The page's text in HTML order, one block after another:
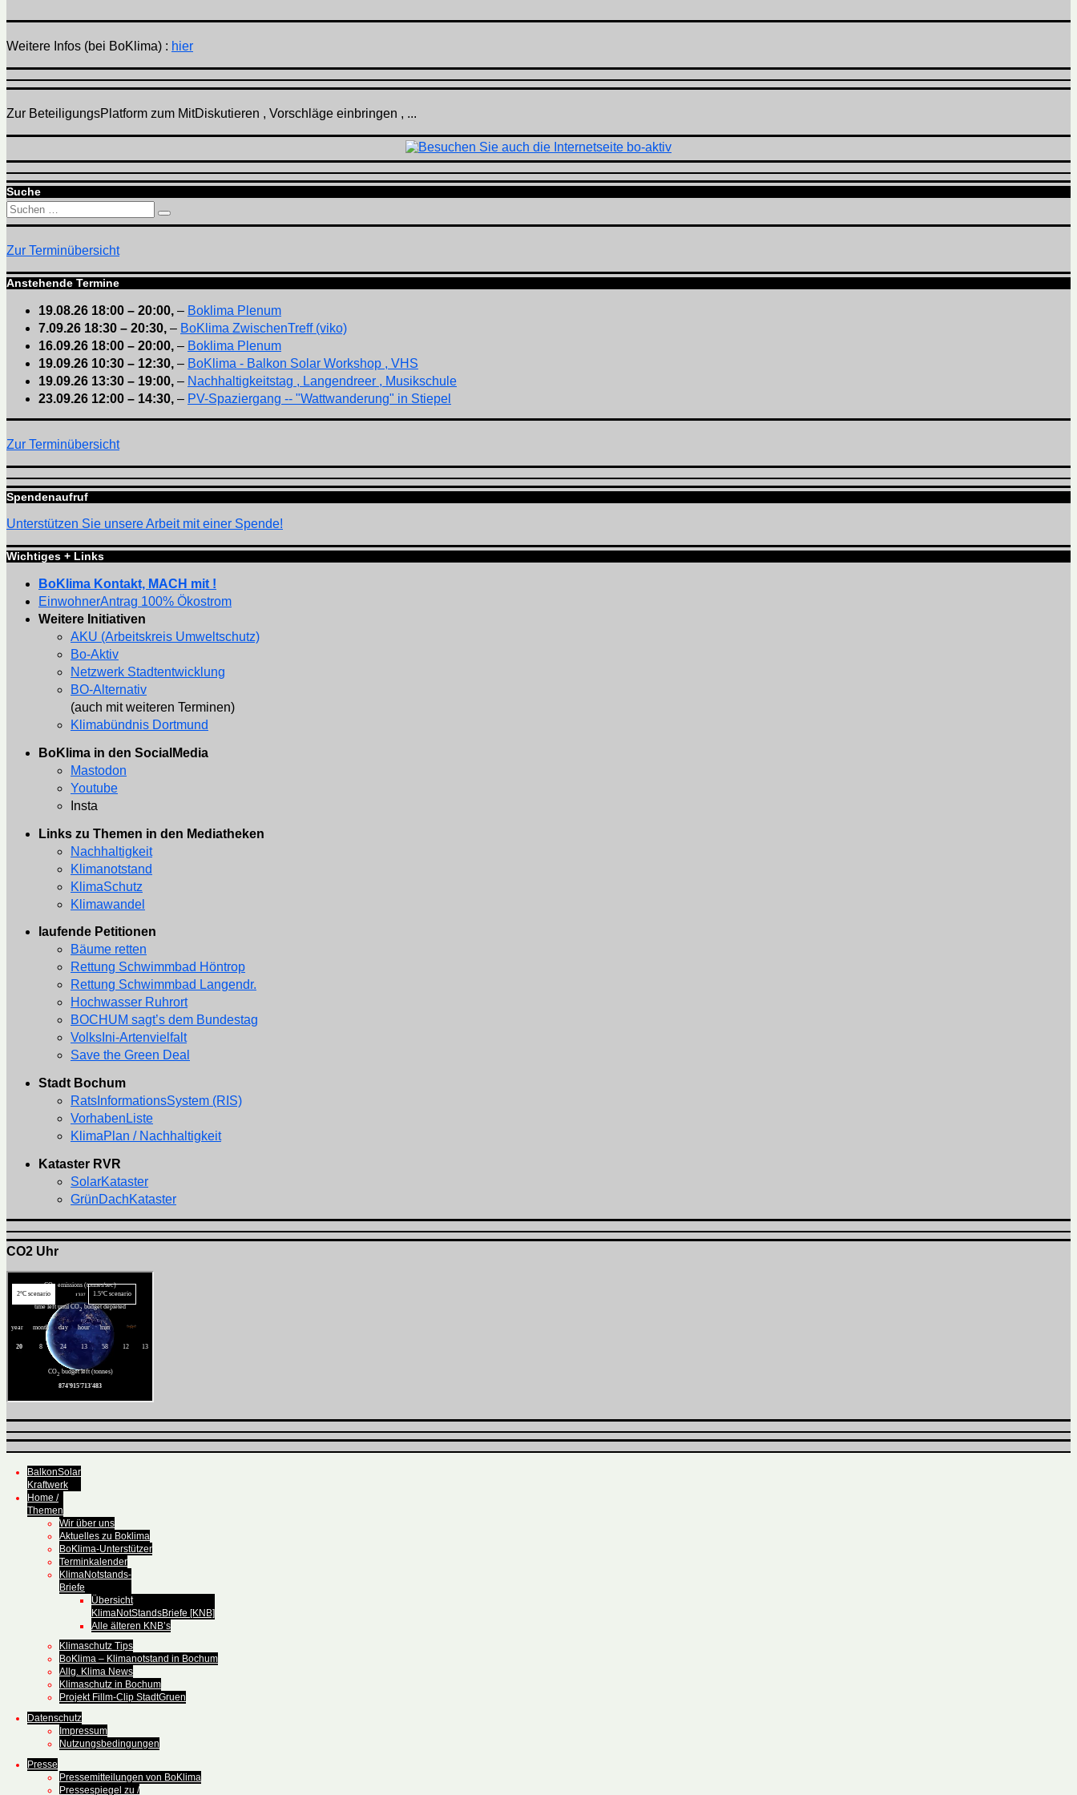
Weitere Infos (bei BoKlima) : hier
Zur BeteiligungsPlatform zum MitDiskutieren , Vorschläge einbringen , ...
Suche
Suchen
nach:
Suchen
Zur Terminübersicht
Anstehende Termine
19.08.26 18:00 – 20:00, – Boklima Plenum
7.09.26 18:30 – 20:30, – BoKlima ZwischenTreff (viko)
16.09.26 18:00 – 20:00, – Boklima Plenum
19.09.26 10:30 – 12:30, – BoKlima - Balkon Solar Workshop , VHS
19.09.26 13:30 – 19:00, – Nachhaltigkeitstag , Langendreer , Musikschule
23.09.26 12:00 – 14:30, – PV-Spaziergang -- "Wattwanderung" in Stiepel
Zur Terminübersicht
Spendenaufruf
Unterstützen Sie unsere Arbeit mit einer Spende!
Wichtiges + Links
BoKlima Kontakt, MACH mit !
EinwohnerAntrag 100% Ökostrom
Weitere Initiativen
AKU (Arbeitskreis Umweltschutz)
Bo-Aktiv
Netzwerk Stadtentwicklung
BO-Alternativ
(auch mit weiteren Terminen)
Klimabündnis Dortmund
BoKlima in den SocialMedia
Mastodon
Youtube
Insta
Links zu Themen in den Mediatheken
Nachhaltigkeit
Klimanotstand
KlimaSchutz
Klimawandel
laufende Petitionen
Bäume retten
Rettung Schwimmbad Höntrop
Rettung Schwimmbad Langendr.
Hochwasser Ruhrort
BOCHUM sagt’s dem Bundestag
VolksIni-Artenvielfalt
Save the Green Deal
Stadt Bochum
RatsInformationsSystem (RIS)
VorhabenListe
KlimaPlan / Nachhaltigkeit
Kataster RVR
SolarKataster
GrünDachKataster
CO2 Uhr
BalkonSolar
Kraftwerk
Home /
Themen
Wir über uns
Aktuelles zu Boklima
BoKlima-Unterstützer
Terminkalender
KlimaNotstands-
Briefe
Übersicht
KlimaNotStandsBriefe [KNB]
Alle älteren KNB’s
Klimaschutz Tips
BoKlima – Klimanotstand in Bochum
Allg. Klima News
Klimaschutz in Bochum
Projekt Fillm-Clip StadtGruen
Datenschutz
Impressum
Nutzungsbedingungen
Presse
Pressemitteilungen von BoKlima
Pressespiegel zu /